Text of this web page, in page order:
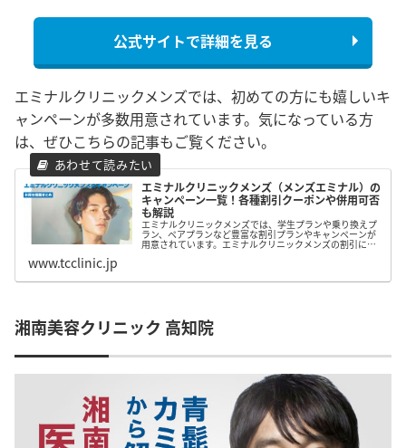
公式サイトで詳細を見る
エミナルクリニックメンズでは、初めての方にも嬉しいキ
ャンペーンが多数用意されています。気になっている方
は、ぜひこちらの記事もご覧ください。
エミナルクリニックメンズ（メンズエミナル）の
キャンペーン一覧！各種割引クーポンや併用可否
も解説
エミナルクリニックメンズでは、学生プランや乗り換えプ
ラン、ペアプランなど豊富な割引プランやキャンペーンが
用意されています。エミナルクリニックメンズの割引につ
www.tcclinic.jp
湘南美容クリニック 高知院